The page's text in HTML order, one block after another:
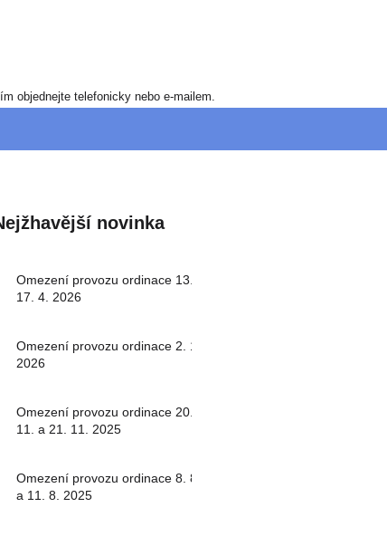
objednejte telefonicky nebo e-mailem.
novinka
Omezení provozu ordinace 13. -
17. 4. 2026
Omezení provozu ordinace 2. 1.
2026
Omezení provozu ordinace 20.
11. a 21. 11. 2025
Omezení provozu ordinace 8. 8.
a 11. 8. 2025